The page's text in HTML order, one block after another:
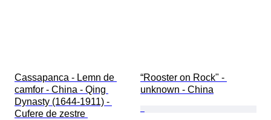
Cassapanca - Lemn de
camfor - China - Qing
Dynasty (1644-1911) -
Cufere de zestre
“Rooster on Rock" -
unknown - China